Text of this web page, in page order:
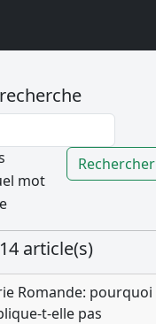
mot
Rechercher
article(s)
Romande: pourquoi
t-elle pas